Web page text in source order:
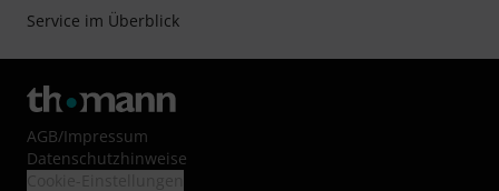
Service im Überblick
AGB/Impressum
Datenschutzhinweise